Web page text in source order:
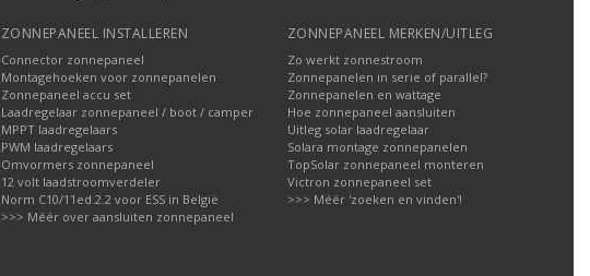
ZONNEPANEEL INSTALLEREN
Connector zonnepaneel
Montagehoeken voor zonnepanelen
Zonnepaneel accu set
Laadregelaar zonnepaneel / boot / camper
MPPT laadregelaars
PWM laadregelaars
Omvormers zonnepaneel
12 volt laadstroomverdeler
Norm C10/11ed.2.2 voor ESS in België
>>> Méér over aansluiten zonnepaneel
ZONNEPANEEL MERKEN/UITLEG
Zo werkt zonnestroom
Zonnepanelen in serie of parallel?
Zonnepanelen en wattage
Hoe zonnepaneel aansluiten
Uitleg solar laadregelaar
Solara montage zonnepanelen
TopSolar zonnepaneel monteren
Victron zonnepaneel set
>>> Méér 'zoeken en vinden'!